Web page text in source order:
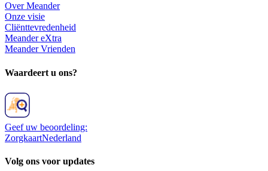
Over Meander
Onze visie
Cliënttevredenheid
Meander eXtra
Meander Vrienden
Waardeert u ons?
Geef uw beoordeling:
ZorgkaartNederland
Volg ons voor updates